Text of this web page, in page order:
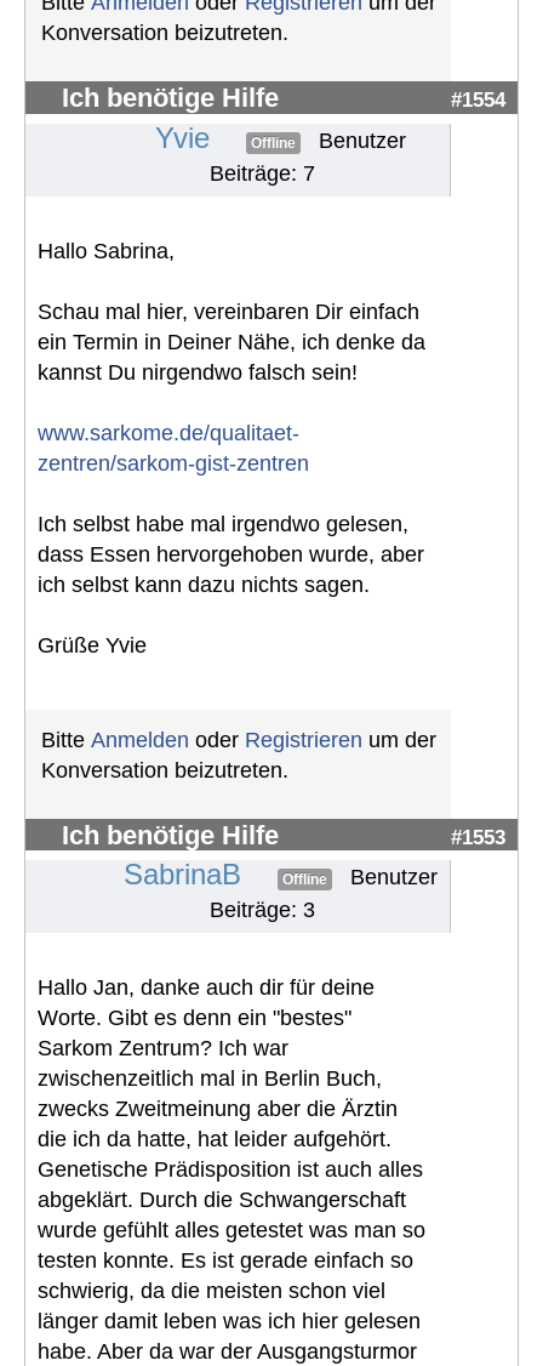
Konversation beizutreten.
Ich benötige Hilfe #1554
Yvie Offline
Benutzer
Beiträge: 7
Hallo Sabrina,
Schau mal hier, vereinbaren Dir einfach
ein Termin in Deiner Nähe, ich denke da
kannst Du nirgendwo falsch sein!
www.sarkome.de/qualitaet-
zentren/sarkom-gist-zentren
Ich selbst habe mal irgendwo gelesen,
dass Essen hervorgehoben wurde, aber
ich selbst kann dazu nichts sagen.
Grüße Yvie
Bitte Anmelden oder Registrieren um der
Konversation beizutreten.
Ich benötige Hilfe #1553
SabrinaB Offline
Benutzer
Beiträge: 3
Hallo Jan, danke auch dir für deine
Worte. Gibt es denn ein "bestes"
Sarkom Zentrum? Ich war
zwischenzeitlich mal in Berlin Buch,
zwecks Zweitmeinung aber die Ärztin
die ich da hatte, hat leider aufgehört.
Genetische Prädisposition ist auch alles
abgeklärt. Durch die Schwangerschaft
wurde gefühlt alles getestet was man so
testen konnte. Es ist gerade einfach so
schwierig, da die meisten schon viel
länger damit leben was ich hier gelesen
habe. Aber da war der Ausgangsturmor